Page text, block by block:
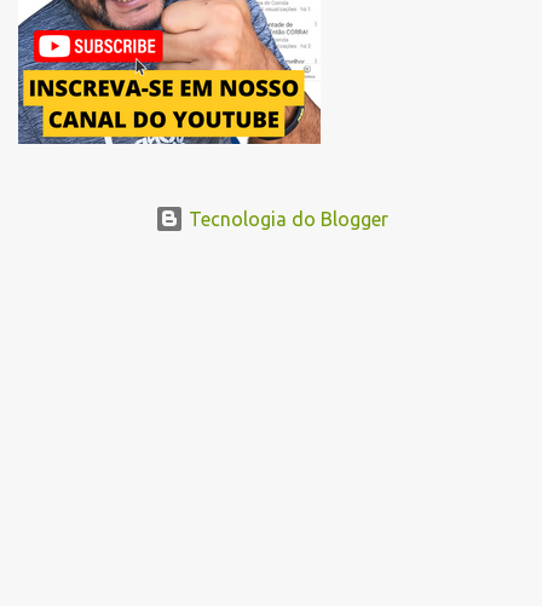
...
Tecnologia do Blogger